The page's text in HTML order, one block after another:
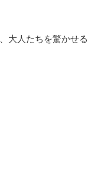
大人たちを驚かせる